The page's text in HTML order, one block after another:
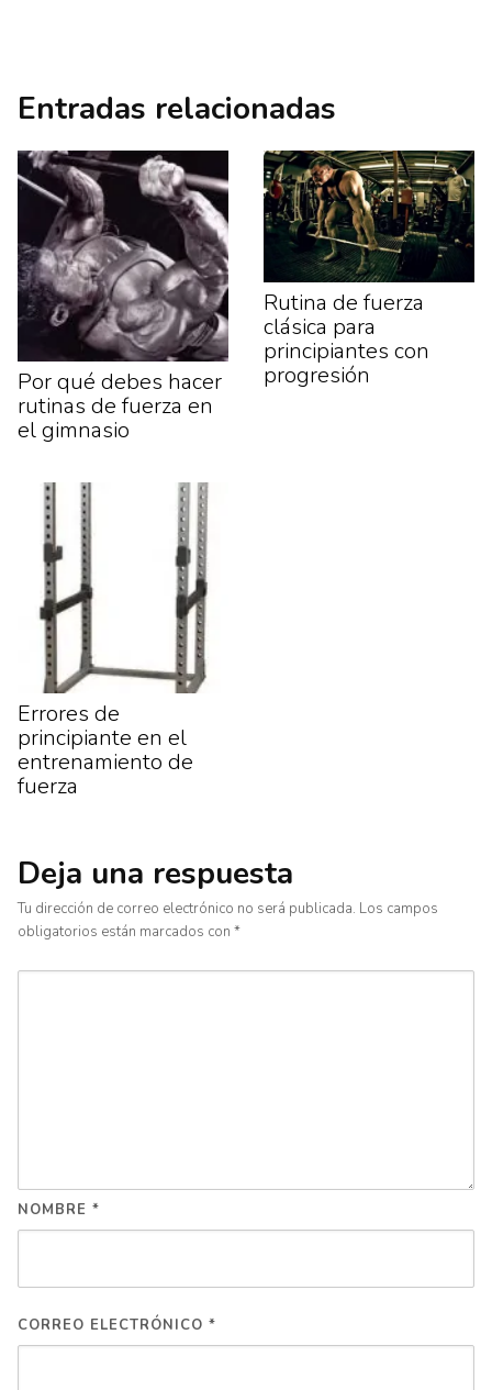
Entradas relacionadas
Por qué debes hacer
rutinas de fuerza en
el gimnasio
Rutina de fuerza
clásica para
principiantes con
progresión
Errores de
principiante en el
entrenamiento de
fuerza
Deja una respuesta
Tu dirección de correo electrónico no será publicada. Los campos
obligatorios están marcados con *
NOMBRE *
CORREO ELECTRÓNICO *